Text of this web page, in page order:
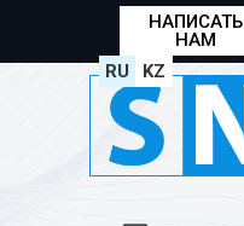
НАПИСАТЬ
НАМ
RU
KZ